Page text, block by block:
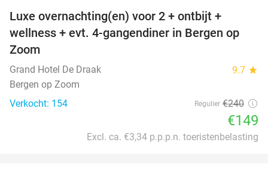
Luxe overnachting(en) voor 2 + ontbijt +
wellness + evt. 4-gangendiner in Bergen op
Zoom
Grand Hotel De Draak 9.7 star
Bergen op Zoom
Verkocht: 154
Regulier €240
€149
Excl. ca. €3,34 p.p.p.n. toeristenbelasting